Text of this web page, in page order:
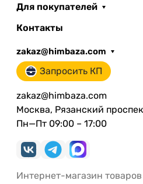
Для покупателей
Контакты
zakaz@himbaza.com
Запросить КП
zakaz@himbaza.com
Москва, Рязанский
Пн—Пт 09:00 – 17:00
Интернет-магазин